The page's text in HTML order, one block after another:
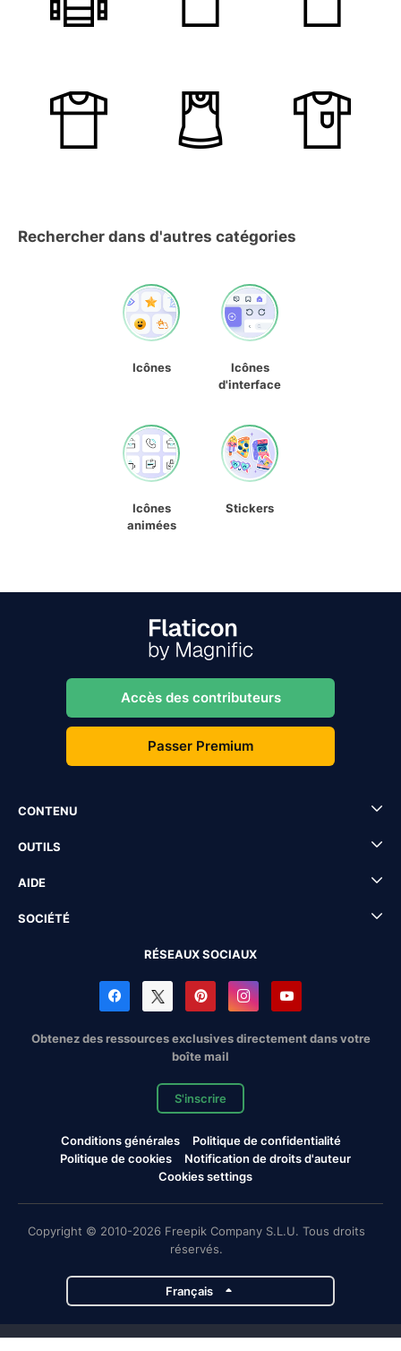
Rechercher dans d'autres catégories
Icônes
Icônes
d'interface
Icônes
animées
Stickers
Accès des contributeurs
Passer Premium
CONTENU
OUTILS
AIDE
SOCIÉTÉ
RÉSEAUX SOCIAUX
Obtenez des ressources exclusives directement dans votre
boîte mail
S'inscrire
Conditions générales
Politique de confidentialité
Politique de cookies
Notification de droits d'auteur
Cookies settings
Copyright © 2010-2026 Freepik Company S.L.U. Tous droits
réservés.
Français